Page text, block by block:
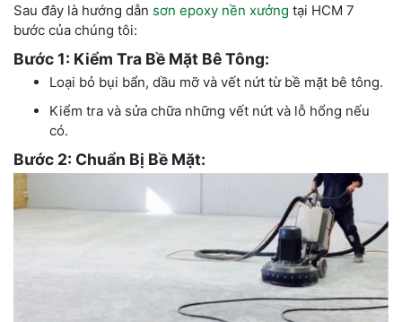
Sau đây là hướng dẫn sơn epoxy nền xưởng tại HCM 7
bước của chúng tôi:
Bước 1: Kiểm Tra Bề Mặt Bê Tông:
Loại bỏ bụi bẩn, dầu mỡ và vết nứt từ bề mặt bê tông.
Kiểm tra và sửa chữa những vết nứt và lỗ hổng nếu
có.
Bước 2: Chuẩn Bị Bề Mặt: